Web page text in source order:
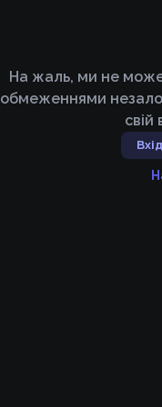
На жаль, ми не
обмеженнями
свій
Вхід